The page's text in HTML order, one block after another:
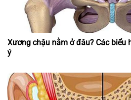
Xương chậu nằm ở đâu? Các biểu
ý